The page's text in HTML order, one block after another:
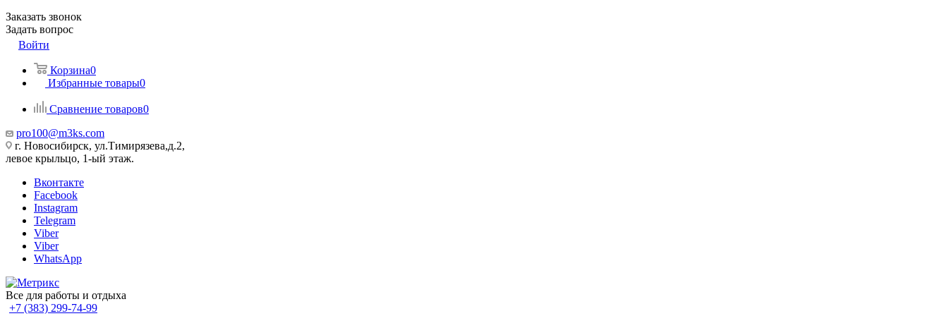
Заказать звонок
Задать вопрос
Войти
Корзина0
Избранные товары0
Сравнение товаров0
pro100@m3ks.com
г. Новосибирск, ул.Тимирязева,д.2,
левое крыльцо, 1-ый этаж.
Вконтакте
Facebook
Instagram
Telegram
Viber
Viber
WhatsApp
Все для работы и отдыха
+7 (383) 299-74-99